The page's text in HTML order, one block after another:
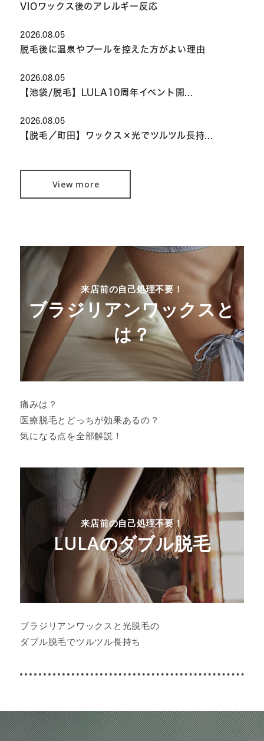
VIOワックス後のアレルギー反応
2026.08.05
脱毛後に温泉やプールを控えた方がよい理由
2026.08.05
【池袋/脱毛】LULA10周年イベント開...
2026.08.05
【脱毛／町田】ワックス×光でツルツル長持...
View more
来店前の自己処理不要！
ブラジリアンワックスと
は？
痛みは？
医療脱毛とどっちが効果あるの？
気になる点を全部解説！
来店前の自己処理不要！
LULAのダブル脱毛
ブラジリアンワックスと光脱毛の
ダブル脱毛でツルツル長持ち